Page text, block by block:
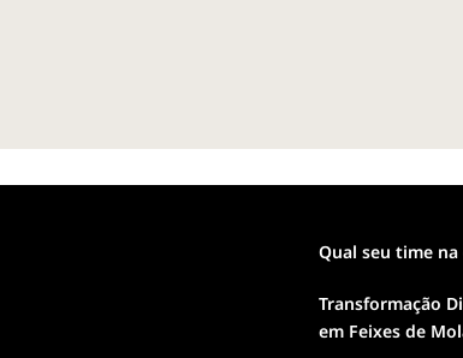
Qual seu time
Transformação
em Feixes de